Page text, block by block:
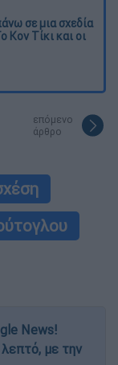
σε μια σχεδία
Κον Τίκι και οι
επόμενο
άρθρο
News!
με την